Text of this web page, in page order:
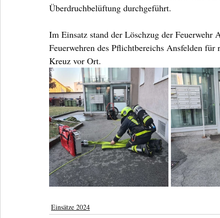
Überdruchbelüftung durchgeführt.
Im Einsatz stand der Löschzug der
Feuerwehren des Pflichtbereichs Ansfelden
Kreuz vor Ort.
Einsätze 2024